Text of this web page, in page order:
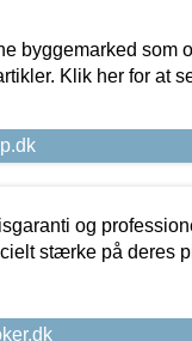
byggemarked som
Klik her for at
og
stærke på deres